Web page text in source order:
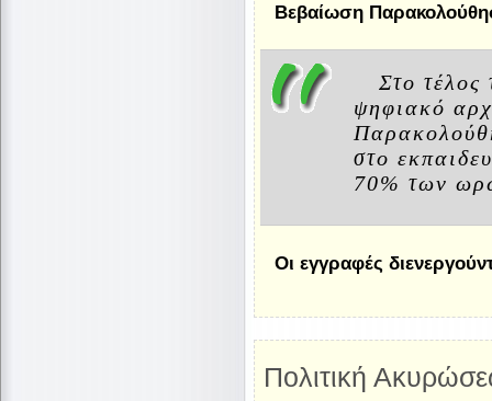
Βεβαίωση
Στο τέλος
ψηφιακό
στο
70% των
Οι εγγραφές
Πολιτική